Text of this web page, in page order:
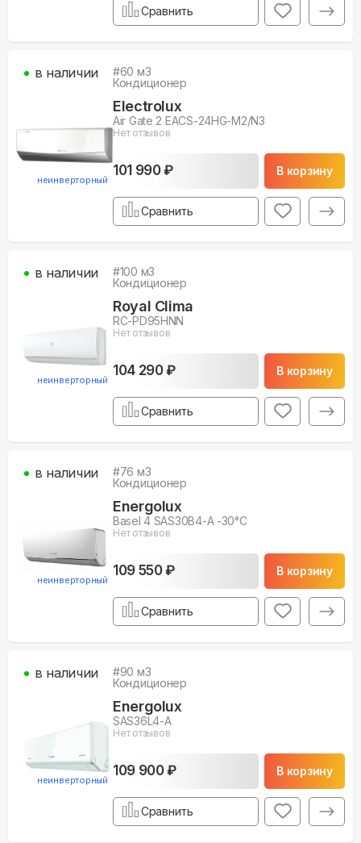
Сравнить
неинверторный
#60 м3
Кондиционер
Electrolux
Air Gate 2 EACS-24HG-M2/N3
Нет отзывов
101 990 ₽ В корзину
в наличии
Сравнить
неинверторный
#100 м3
Кондиционер
Royal Clima
RC-PD95HNN
Нет отзывов
104 290 ₽ В корзину
в наличии
Сравнить
неинверторный
#76 м3
Кондиционер
Energolux
Basel 4 SAS30B4-A -30°С
Нет отзывов
109 550 ₽ В корзину
в наличии
Сравнить
неинверторный
#90 м3
Кондиционер
Energolux
SAS36L4-A
Нет отзывов
109 900 ₽ В корзину
в наличии
Сравнить